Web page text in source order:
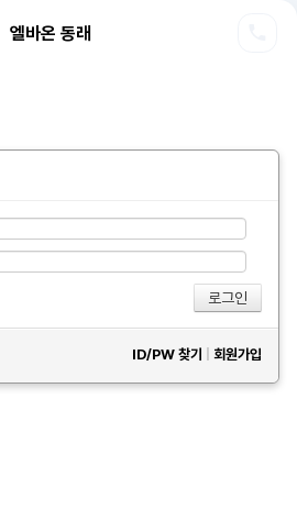
엘바온 동래
ID/PW 찾기 회원가입